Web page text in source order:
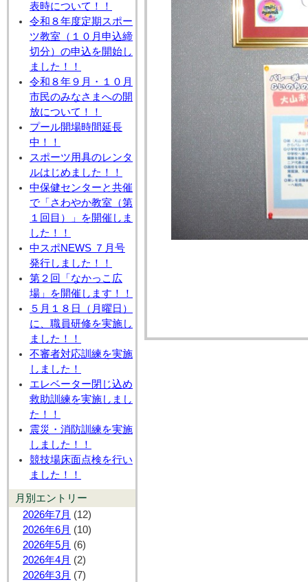
表時について！！
令和８年度定期スポー
ツ教室（１０月申込締
切分）の申込を開始し
ました！！
令和８年９月・１０月
市民のみなさまへの開
放について！！
プール開場時間延長
中！！
スポーツ用具のレンタ
ルはじめました！！
中保健センターと共催
で「さわやか教室（第
１回目）」を開催しま
した！！
中スポNEWS ７月号
発行しました！！
第２回「なかっこ広
場」を開催します！！
５月１８日（月曜日）
に、職員研修を実施し
ました！！
不審者対応訓練を実施
しました！
エレベーター閉じ込め
救助訓練を実施しまし
た！！
震災・消防訓練を実施
しました！！
競技場床面点検を行い
ました！！
月別エントリー
2026年7月 (12)
2026年6月 (10)
2026年5月 (6)
2026年4月 (2)
2026年3月 (7)